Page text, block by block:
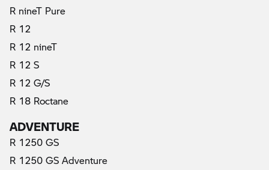
R nineT Pure
R 12
R 12 nineT
R 12 S
R 12 G/S
R 18 Roctane
ADVENTURE
R 1250 GS
R 1250 GS Adventure